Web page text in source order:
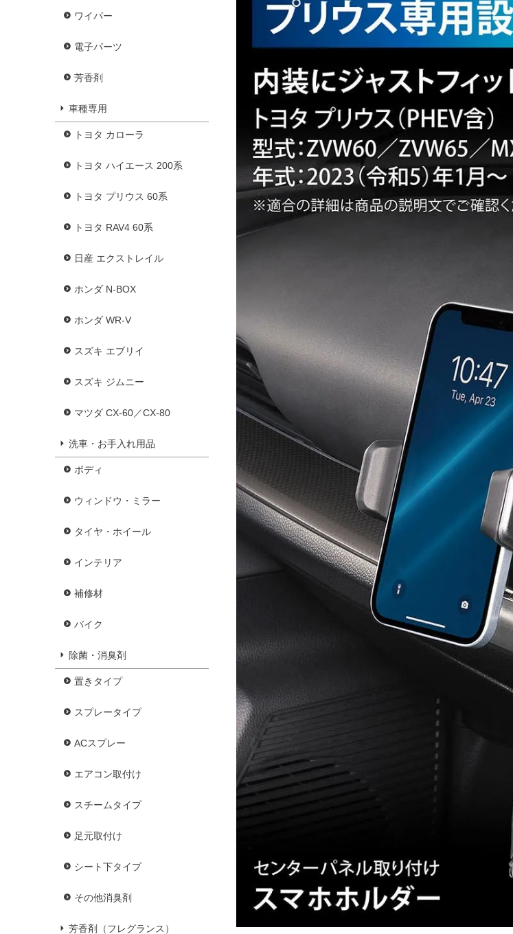
ワイパー
電子パーツ
芳香剤
車種専用
トヨタ カローラ
トヨタ ハイエース 200系
トヨタ プリウス 60系
トヨタ RAV4 60系
日産 エクストレイル
ホンダ N-BOX
ホンダ WR-V
スズキ エブリイ
スズキ ジムニー
マツダ CX-60／CX-80
洗車・お手入れ用品
ボディ
ウィンドウ・ミラー
タイヤ・ホイール
インテリア
補修材
バイク
除菌・消臭剤
置きタイプ
スプレータイプ
ACスプレー
エアコン取付け
スチームタイプ
足元取付け
シート下タイプ
その他消臭剤
芳香剤（フレグランス）